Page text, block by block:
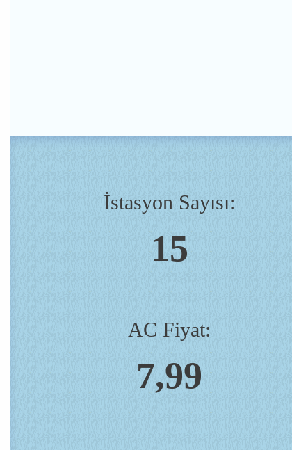
İstasyon Sayısı:
15
AC Fiyat:
7,99